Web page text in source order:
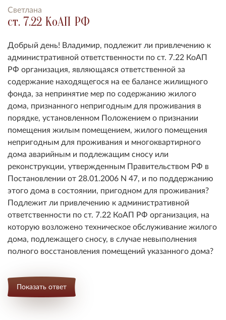
Светлана
ст. 7.22 КоАП РФ
Добрый день! Владимир, подлежит ли привлечению к
административной ответственности по ст. 7.22 КоАП
РФ организация, являющаяся ответственной за
содержание находящегося на ее балансе жилищного
фонда, за непринятие мер по содержанию жилого
дома, признанного непригодным для проживания в
порядке, установленном Положением о признании
помещения жилым помещением, жилого помещения
непригодным для проживания и многоквартирного
дома аварийным и подлежащим сносу или
реконструкции, утвержденным Правительством РФ в
Постановлении от 28.01.2006 N 47, и по поддержанию
этого дома в состоянии, пригодном для проживания?
Подлежит ли привлечению к административной
ответственности по ст. 7.22 КоАП РФ организация, на
которую возложено техническое обслуживание жилого
дома, подлежащего сносу, в случае невыполнения
полного восстановления помещений указанного дома?
Показать ответ